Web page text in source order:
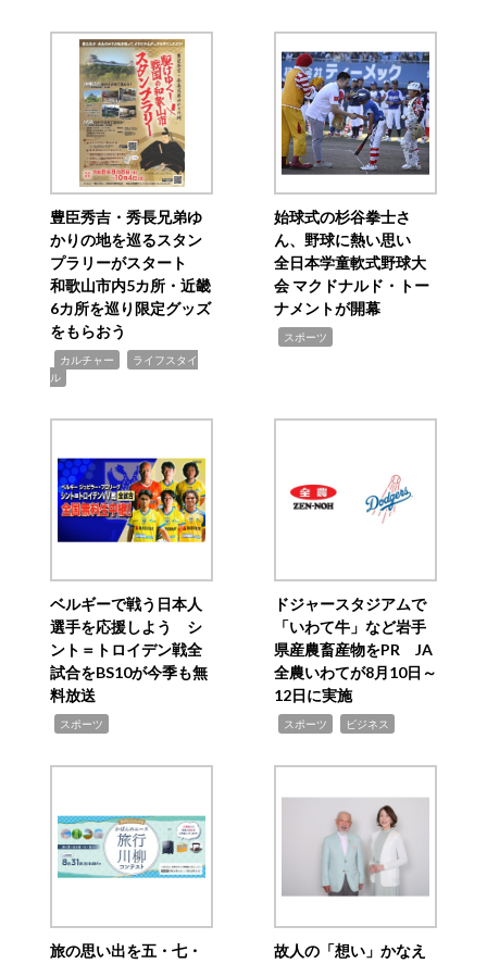
豊臣秀吉・秀長兄弟ゆ
かりの地を巡るスタン
プラリーがスタート
和歌山市内5カ所・近畿
6カ所を巡り限定グッズ
をもらおう
カルチャー
ライフスタイ
ル
始球式の杉谷拳士さ
ん、野球に熱い思い
全日本学童軟式野球大
会 マクドナルド・トー
ナメントが開幕
スポーツ
ベルギーで戦う日本人
選手を応援しよう シ
ント＝トロイデン戦全
試合をBS10が今季も無
料放送
スポーツ
ドジャースタジアムで
「いわて牛」など岩手
県産農畜産物をPR JA
全農いわてが8月10日～
12日に実施
スポーツ ビジネス
旅の思い出を五・七・ 故人の「想い」かなえ